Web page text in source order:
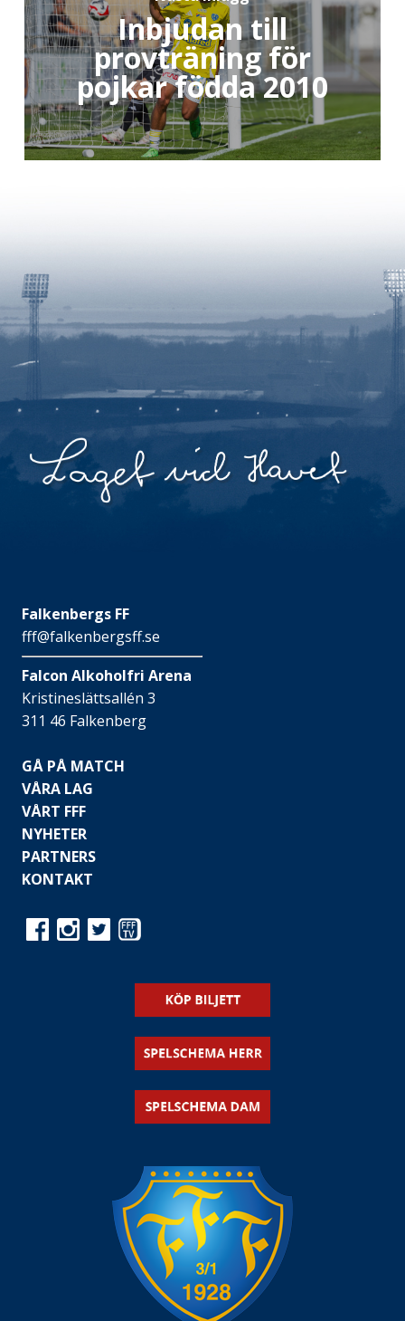
Inbjudan till
provträning för
pojkar födda 2010
Falkenbergs FF
fff@falkenbergsff.se
Falcon Alkoholfri Arena
Kristineslättsallén 3
311 46 Falkenberg
GÅ PÅ MATCH
VÅRA LAG
VÅRT FFF
NYHETER
PARTNERS
KONTAKT